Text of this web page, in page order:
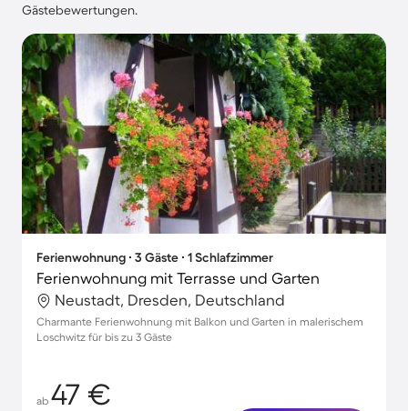
Gästebewertungen.
Ferienwohnung ∙ 3 Gäste ∙ 1 Schlafzimmer
Ferienwohnung mit Terrasse und Garten
Neustadt, Dresden, Deutschland
Charmante Ferienwohnung mit Balkon und Garten in malerischem
Loschwitz für bis zu 3 Gäste
ab 47 €